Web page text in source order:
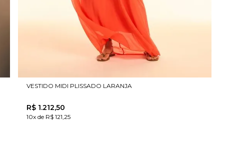
VESTIDO MIDI PLISSADO LARANJA
R$ 1.212,50
10x de R$ 121,25